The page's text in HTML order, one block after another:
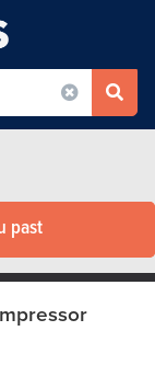
past